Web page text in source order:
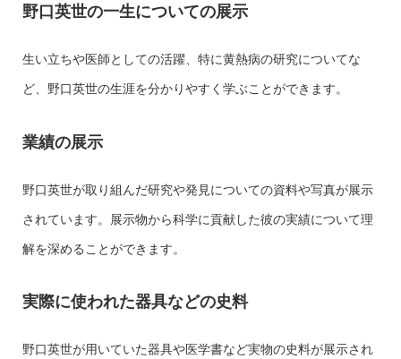
野口英世の一生についての展示
生い立ちや医師としての活躍、特に黄熱病の研究についてな
ど、野口英世の生涯を分かりやすく学ぶことができます。
業績の展示
野口英世が取り組んだ研究や発見についての資料や写真が展示
されています。展示物から科学に貢献した彼の実績について理
解を深めることができます。
実際に使われた器具などの史料
野口英世が用いていた器具や医学書など実物の史料が展示され